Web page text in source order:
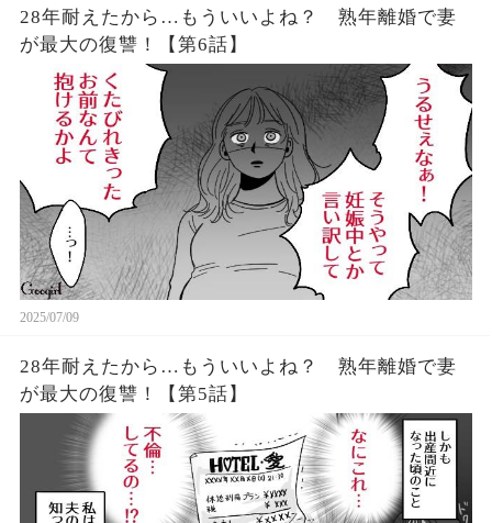
28年耐えたから…もういいよね？ 熟年離婚で妻
が最大の復讐！【第6話】
2025/07/09
28年耐えたから…もういいよね？ 熟年離婚で妻
が最大の復讐！【第5話】